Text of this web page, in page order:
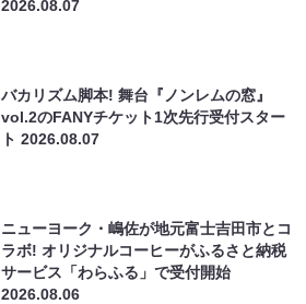
2026.08.07
バカリズム脚本! 舞台『ノンレムの窓』
vol.2のFANYチケット1次先行受付スター
ト2026.08.07
ニューヨーク・嶋佐が地元富士吉田市とコ
ラボ! オリジナルコーヒーがふるさと納税
サービス「わらふる」で受付開始
2026.08.06